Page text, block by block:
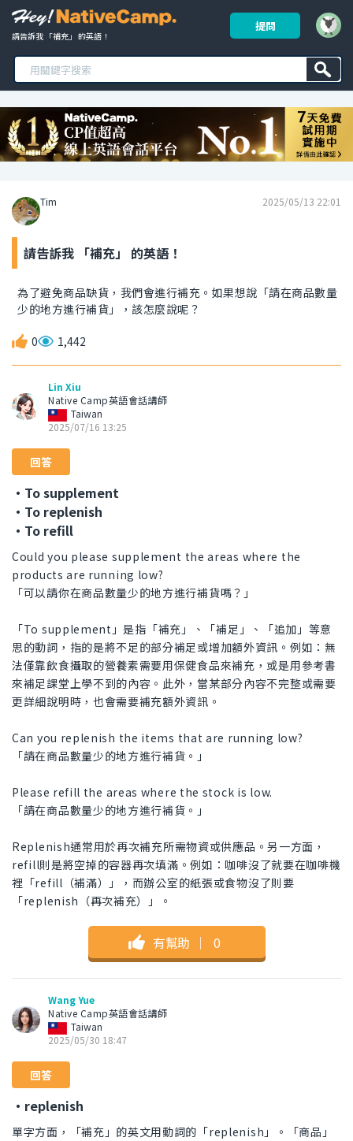
請告訴我 「補充」 的英語！
提問
Tim 2025/05/13 22:01
請告訴我 「補充」 的英語！
為了避免商品缺貨，我們會進行補充。如果想說「請在商品數量
少的地方進行補貨」，該怎麼說呢？
0 1,442
Lin Xiu
Native Camp英語會話講師
Taiwan
2025/07/16 13:25
回答
・To supplement
・To replenish
・To refill
Could you please supplement the areas where the
products are running low?
「可以請你在商品數量少的地方進行補貨嗎？」
「To supplement」是指「補充」、「補足」、「追加」等意
思的動詞，指的是將不足的部分補足或增加額外資訊。例如：無
法僅靠飲食攝取的營養素需要用保健食品來補充，或是用參考書
來補足課堂上學不到的內容。此外，當某部分內容不完整或需要
更詳細說明時，也會需要補充額外資訊。
Can you replenish the items that are running low?
「請在商品數量少的地方進行補貨。」
Please refill the areas where the stock is low.
「請在商品數量少的地方進行補貨。」
Replenish通常用於再次補充所需物資或供應品。另一方面，
refill則是將空掉的容器再次填滿。例如：咖啡沒了就要在咖啡機
裡「refill（補滿）」，而辦公室的紙張或食物沒了則要
「replenish（再次補充）」。
有幫助 ｜ 0
Wang Yue
Native Camp英語會話講師
Taiwan
2025/05/30 18:47
回答
・replenish
單字方面，「補充」的英文用動詞的「replenish」。「商品」